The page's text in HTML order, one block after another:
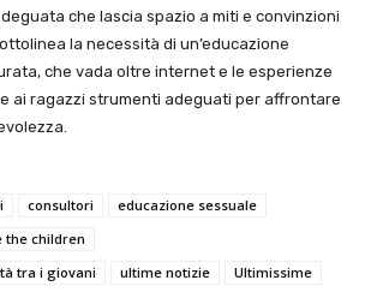
che lascia spazio a miti e convinzioni
la necessità di un’educazione
che vada oltre internet e le esperienze
ai ragazzi strumenti adeguati per affrontare
consultori
educazione sessuale
the children
tra i giovani
ultime notizie Ultimissime